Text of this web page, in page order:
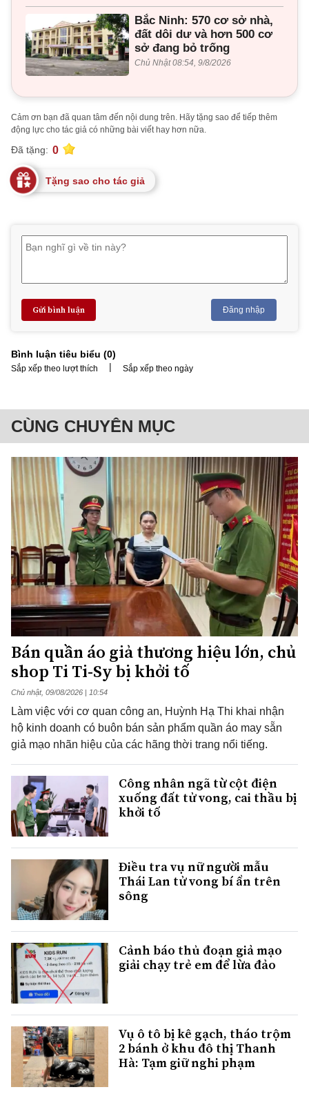
Bắc Ninh: 570 cơ sở nhà,
đất dôi dư và hơn 500 cơ
sở đang bỏ trống
Chủ Nhật 08:54, 9/8/2026
Cảm ơn bạn đã quan tâm đến nội dung trên. Hãy tặng sao để tiếp thêm
động lực cho tác giả có những bài viết hay hơn nữa.
Đã tặng: 0
Tặng sao cho tác giả
Gửi bình luận Đăng nhập
Bình luận tiêu biểu (0)
Sắp xếp theo lượt thích | Sắp xếp theo ngày
CÙNG CHUYÊN MỤC
Bán quần áo giả thương hiệu lớn, chủ
shop Ti Ti-Sy bị khởi tố
Chủ nhật, 09/08/2026 | 10:54
Làm việc với cơ quan công an, Huỳnh Hạ Thi khai nhận
hộ kinh doanh có buôn bán sản phẩm quần áo may sẵn
giả mạo nhãn hiệu của các hãng thời trang nổi tiếng.
Công nhân ngã từ cột điện
xuống đất tử vong, cai thầu bị
khởi tố
Điều tra vụ nữ người mẫu
Thái Lan tử vong bí ẩn trên
sông
Cảnh báo thủ đoạn giả mạo
giải chạy trẻ em để lừa đảo
Vụ ô tô bị kê gạch, tháo trộm
2 bánh ở khu đô thị Thanh
Hà: Tạm giữ nghi phạm